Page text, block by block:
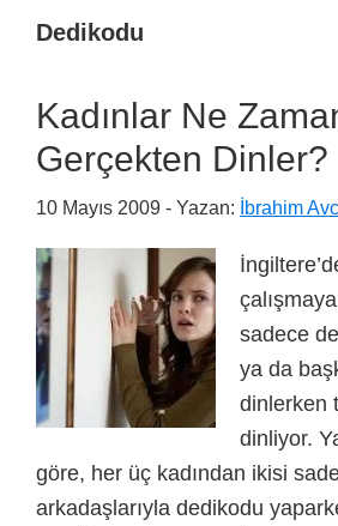
Dedikodu
Kadınlar Ne
Gerçekten Dinler?
10 Mayıs 2009 - Yazan: İbrahim
sadece
ya da
dinlerken
dinliyor.
göre, her üç kadından ikisi
arkadaşlarıyla dedikodu